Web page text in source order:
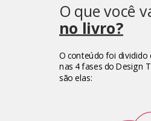
O que você
no livro?
O conteúdo foi dividido
nas 4 fases do Design
são elas: